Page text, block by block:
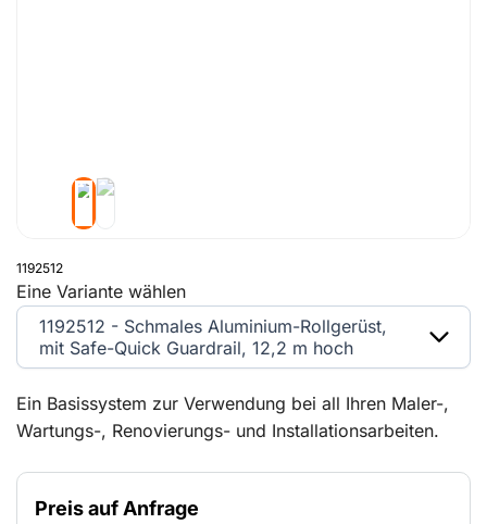
1192512
Ein Basissystem zur Verwendung bei all Ihren Maler-,
Wartungs-, Renovierungs- und Installationsarbeiten.
der Höhe als auch in der Breite erweiterbar. Mit dem
Safe-Quick Guardrail-Rollgerüst sind Sie bereits vor
Preis auf Anfrage
Eine Variante wählen
1192512 - Schmales Aluminium-Rollgerüst,
mit Safe-Quick Guardrail, 12,2 m hoch